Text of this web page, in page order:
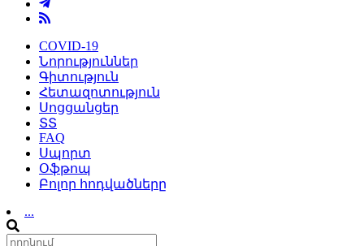
COVID-19
Նորություններ
Գիտություն
Հետազոտություն
Սոցցանցեր
ՏՏ
FAQ
Սպորտ
Օֆթոպ
Բոլոր հոդվածները
...